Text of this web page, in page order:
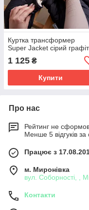
Куртка трансформер
Super Jacket сірий графіт
1 125 ₴
Купити
Про нас
Рейтинг не
Менше 5 відгуків за
Працює з
м. Миронівка
вул. Соборності, ,
Контакти